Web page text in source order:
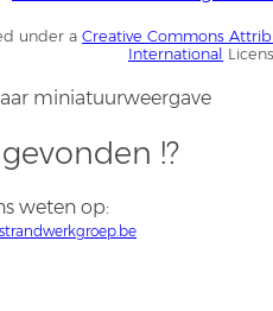
under a Creative Commons
International
miniatuurweergave
!?
weten op: